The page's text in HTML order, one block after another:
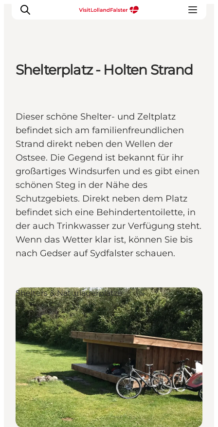
Kultur
Gastronomie
Urlaubsplaner
Shelterplatz - Holten Strand
Dieser schöne Shelter- und Zeltplatz
befindet sich am familienfreundlichen
Strand direkt neben den Wellen der
Ostsee. Die Gegend ist bekannt für ihr
großartiges Windsurfen und es gibt einen
schönen Steg in der Nähe des
Schutzgebiets. Direkt neben dem Platz
befindet sich eine Behindertentoilette, in
der auch Trinkwasser zur Verfügung steht.
Wenn das Wetter klar ist, können Sie bis
nach Gedser auf Sydfalster schauen.
Shelters & Naturlagerplätze